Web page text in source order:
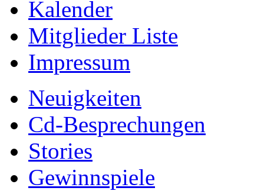
Kalender
Mitglieder Liste
Impressum
Neuigkeiten
Cd-Besprechungen
Stories
Gewinnspiele